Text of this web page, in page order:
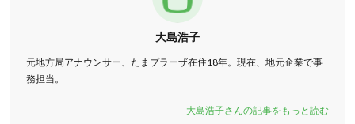
大島浩子
元地方局アナウンサー、たまプラーザ在住18年。現在、地元企業で事
務担当。
大島浩子さんの記事をもっと読む